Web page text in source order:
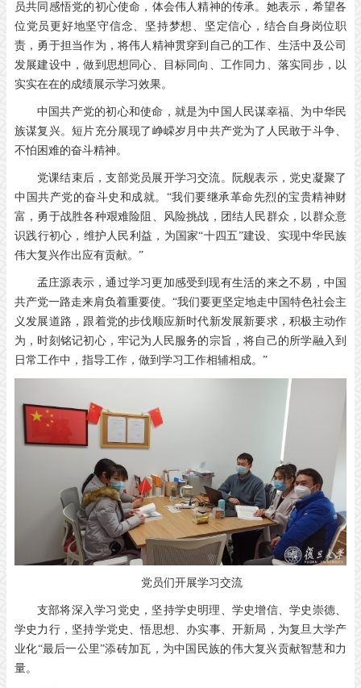
员共同感悟党的初心使命，体会伟人精神的传承。她表示，希望各
位党员更好地坚守信念、坚持梦想、坚定信心，结合自身岗位职
责，勇于担当作为，将伟人精神贯穿到自己的工作、生活中及公司
发展建设中，做到思想同心、目标同向、工作同力、落实同步，以
实实在在的成绩展示学习效果。
中国共产党的初心和使命，就是为中国人民谋幸福、为中华民
族谋复兴。短片充分展现了峥嵘岁月中共产党为了人民敢于斗争、
不怕困难的奋斗精神。
党课结束后，支部党员展开学习交流。阮舰表示，党史凝聚了
中国共产党的奋斗史和成就。“我们要继承革命先烈的宝贵精神财
富，勇于战胜各种艰难险阻、风险挑战，团结人民群众，以群众意
识践行初心，维护人民利益，为国家“十四五”建设、实现中华民族
伟大复兴作出应有贡献。”
孟庄源表示，通过学习更加感受到现有生活的来之不易，中国
共产党一路走来肩负着重要使。“我们要更坚定地走中国特色社会主
义发展道路，跟着党的步伐顺应新时代新发展新要求，积极主动作
为，时刻铭记初心，牢记为人民服务的宗旨，将自己的所学融入到
日常工作中，指导工作，做到学习工作相辅相成。”
党员们开展学习交流
支部将深入学习党史，坚持学史明理、学史增信、学史崇德、
学史力行，坚持学党史、悟思想、办实事、开新局，为复旦大学产
业化“最后一公里”添砖加瓦，为中国民族的伟大复兴贡献智慧和力
量。